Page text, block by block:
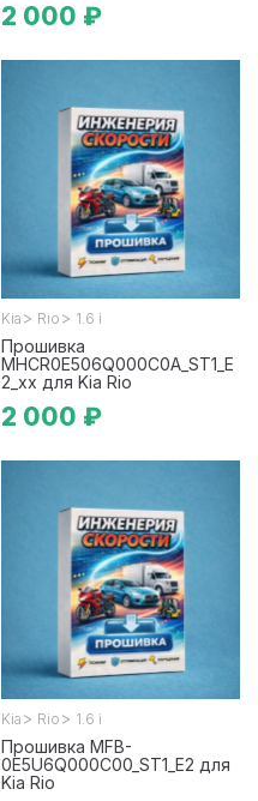
2 000 ₽
Kia > Rio > 1.6 i
Прошивка
MHCR0E506Q000C0A_ST1_E
2_xx для Kia Rio
2 000 ₽
Kia > Rio > 1.6 i
Прошивка MFB-
0E5U6Q000C00_ST1_E2 для
Kia Rio